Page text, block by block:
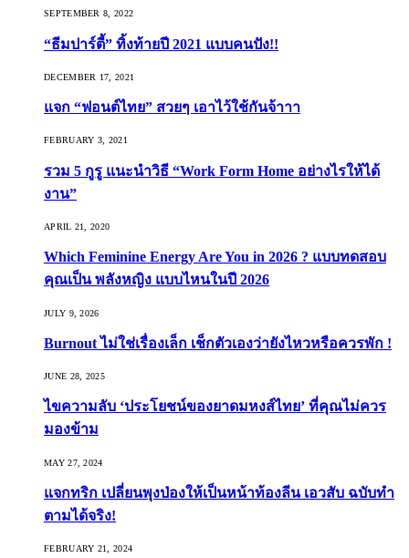
SEPTEMBER 8, 2022
“ธีมปาร์ตี้” ทิ้งท้ายปี 2021 แบบคนปัง!!
DECEMBER 17, 2021
แจก “ฟอนต์ไทย” สวยๆ เอาไว้ใช้กันจ้าาา
FEBRUARY 3, 2021
รวม 5 กูรู แนะนำวิธี “Work Form Home อย่างไรให้ได้
งาน”
APRIL 21, 2020
Which Feminine Energy Are You in 2026 ? แบบทดสอบ
คุณเป็น พลังหญิง แบบไหนในปี 2026
JULY 9, 2026
Burnout ไม่ใช่เรื่องเล็ก เช็กตัวเองว่ายังไหวหรือควรพัก !
JUNE 28, 2025
ไขความลับ ‘ประโยชน์ของยาดมหงส์ไทย’ ที่คุณไม่ควร
มองข้าม
MAY 27, 2024
แจกทริก เปลี่ยนพุงป่องให้เป็นหน้าท้องลีน เอวสับ ฉบับทำ
ตามได้จริง!
FEBRUARY 21, 2024